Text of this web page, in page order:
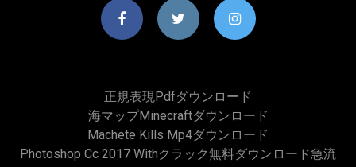
正規表現pdfダウンロード
海マップminecraftダウンロード
Machete Kills Mp4ダウンロード
Photoshop Cc 2017 Withクラック無料ダウンロード急流